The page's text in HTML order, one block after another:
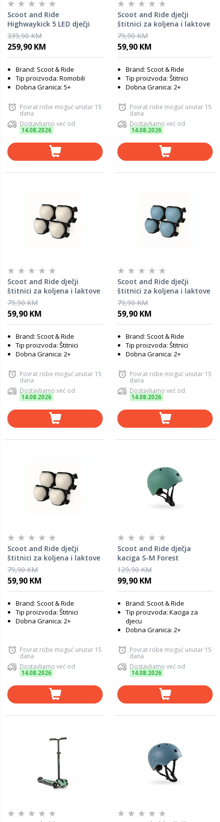
Scoot and Ride
Highwaykick 5 LED dječji
romobil, Steel
339,90 KM
259,90 KM
Brand: Scoot & Ride
Tip proizvoda: Romobili
Dobna Granica: 5+
Povrat robe moguć unutar 15
dana
Dostavljamo već od
14.08.2026
Scoot and Ride dječji
štitnici za koljena i laktove
S, Rose
79,90 KM
59,90 KM
Brand: Scoot & Ride
Tip proizvoda: Štitnici
Dobna Granica: 2+
Povrat robe moguć unutar 15
dana
Dostavljamo već od
14.08.2026
Scoot and Ride dječji
štitnici za koljena i laktove
XXS, Ash
79,90 KM
59,90 KM
Brand: Scoot & Ride
Tip proizvoda: Štitnici
Dobna Granica: 2+
Povrat robe moguć unutar 15
dana
Dostavljamo već od
14.08.2026
Scoot and Ride dječji
štitnici za koljena i laktove
XXS, Steel
79,90 KM
59,90 KM
Brand: Scoot & Ride
Tip proizvoda: Štitnici
Dobna Granica: 2+
Povrat robe moguć unutar 15
dana
Dostavljamo već od
14.08.2026
Scoot and Ride dječji
štitnici za koljena i laktove
S, Ash
79,90 KM
59,90 KM
Brand: Scoot & Ride
Tip proizvoda: Štitnici
Dobna Granica: 2+
Povrat robe moguć unutar 15
dana
Dostavljamo već od
14.08.2026
Scoot and Ride dječja
kaciga S-M Forest
129,90 KM
99,90 KM
Brand: Scoot & Ride
Tip proizvoda: Kaciga za
djecu
Dobna Granica: 2+
Povrat robe moguć unutar 15
dana
Dostavljamo već od
14.08.2026